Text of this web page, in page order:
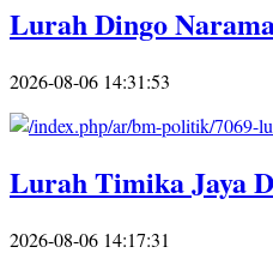
Lurah Dingo
2026-08-06 14:31:53
Lurah Timika Jaya
2026-08-06 14:17:31